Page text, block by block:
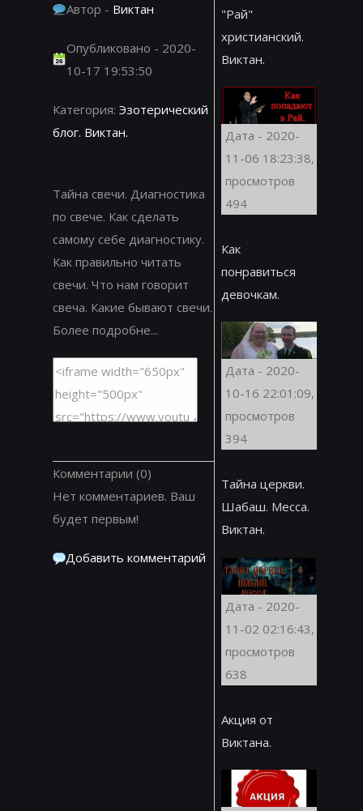
Автор - Виктан
Опубликовано - 2020-
10-17 19:53:50
Категория: Эзотерический
блог. Виктан.
Тайна свечи. Диагностика
по свече. Как сделать
самому себе диагностику.
Как правильно читать
свечи. Что нам говорит
свеча. Какие бывают свечи.
Более подробне...
Комментарии (0)
Нет комментариев. Ваш
будет первым!
Добавить комментарий
"Рай"
христианский.
Виктан.
Дата - 2020-
11-06 18:23:38,
просмотров
494
Как
понравиться
девочкам.
Дата - 2020-
10-16 22:01:09,
просмотров
394
Тайна церкви.
Шабаш. Месса.
Виктан.
Дата - 2020-
11-02 02:16:43,
просмотров
638
Акция от
Виктана.